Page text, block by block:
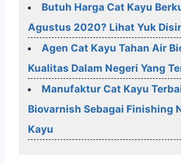
Butuh Harga Cat Kayu
Agustus 2020? Lihat Yuk
Agen Cat Kayu Tahan Air
Kualitas Dalam Negeri Yang
Manufaktur Cat Kayu
Biovarnish Sebagai Finishing
Kayu